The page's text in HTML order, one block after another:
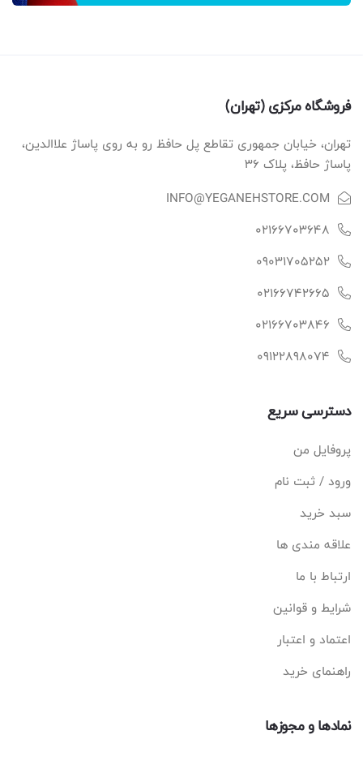
فروشگاه مرکزی (تهران)
تهران، خیابان جمهوری تقاطع پل حافظ رو به روی پاساژ علاالدین،
پاساژ حافظ، پلاک ۳۶
INFO@YEGANEHSTORE.COM
02166703648
09031705252
02166742665
02166703846
09122898074
دسترسی سریع
پروفایل من
ورود / ثبت نام
سبد خرید
علاقه مندی ها
ارتباط با ما
شرایط و قوانین
اعتماد و اعتبار
راهنمای خرید
نمادها و مجوزها